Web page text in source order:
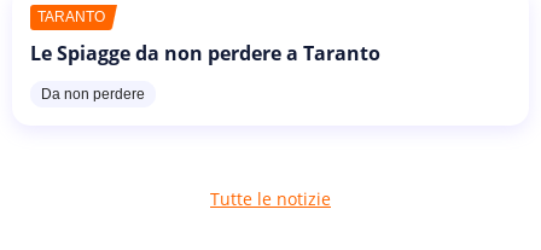
TARANTO
Le Spiagge da non perdere a Taranto
Da non perdere
Tutte le notizie